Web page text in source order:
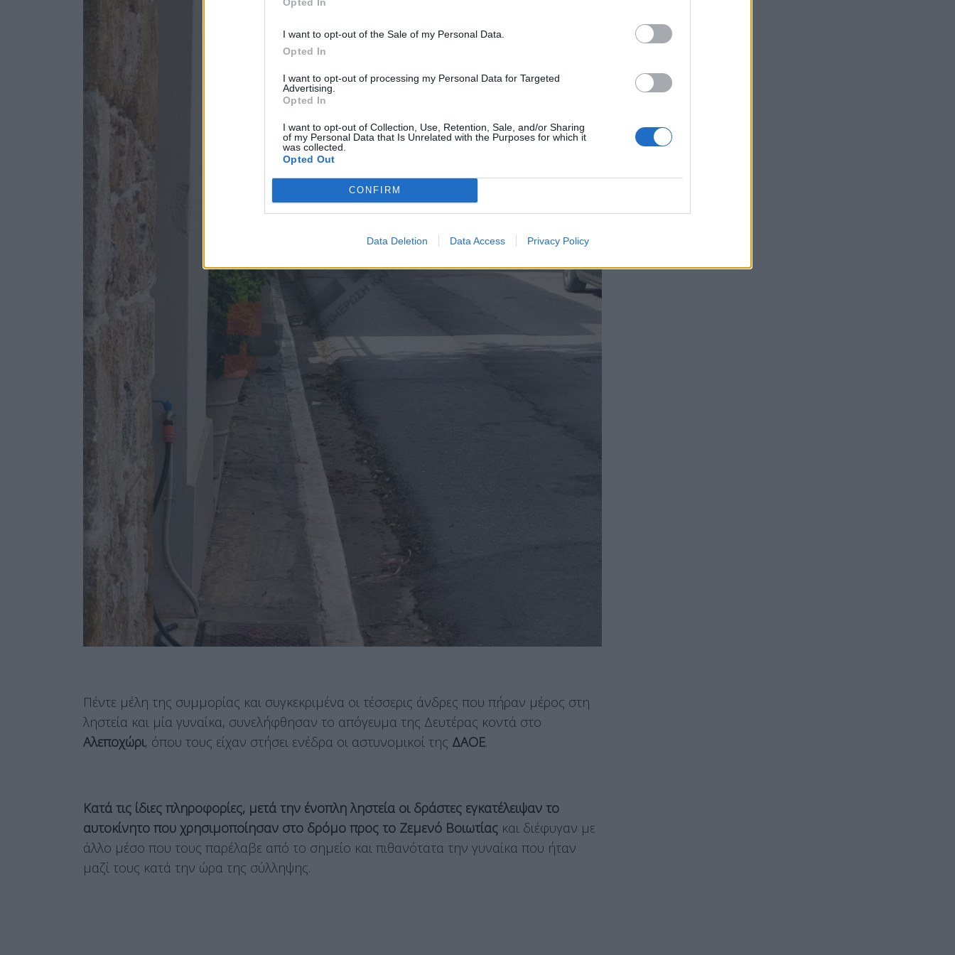
I want to opt-out of the Sale of my Personal Data.
Opted In
I want to opt-out of processing my Personal Data for Targeted
Advertising.
Opted In
I want to opt-out of Collection, Use, Retention, Sale, and/or Sharing
of my Personal Data that Is Unrelated with the Purposes for which it
was collected.
Opted Out
CONFIRM
Data Deletion Data Access Privacy Policy
Πέντε μέλη της συμμορίας και συγκεκριμένα οι τέσσερις άνδρες που πήραν μέρος στη
ληστεία και μία γυναίκα, συνελήφθησαν το απόγευμα της Δευτέρας κοντά στο
Αλεποχώρι, όπου τους είχαν στήσει ενέδρα οι αστυνομικοί της ΔΑΟΕ.
Κατά τις ίδιες πληροφορίες, μετά την ένοπλη ληστεία οι δράστες εγκατέλειψαν το
αυτοκίνητο που χρησιμοποίησαν στο δρόμο προς το Ζεμενό Βοιωτίας και διέφυγαν με
άλλο μέσο που τους παρέλαβε από το σημείο και πιθανότατα την γυναίκα που ήταν
μαζί τους κατά την ώρα της σύλληψης.